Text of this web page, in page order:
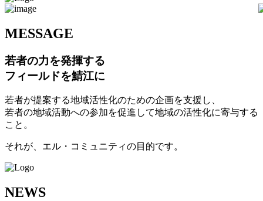
MESSAGE
若者の力を発揮する
フィールドを鯖江に
若者が提案する地域活性化のための企画を支援し、
若者の地域活動への参加を促進して地域の活性化に寄与する
こと。
それが、エル・コミュニティの目的です。
NEWS